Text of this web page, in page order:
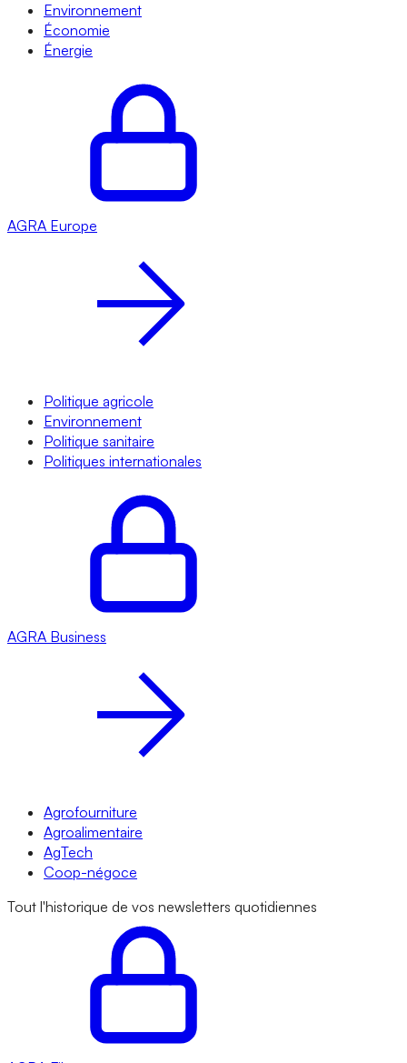
Environnement
Économie
Énergie
AGRA Europe
Politique agricole
Environnement
Politique sanitaire
Politiques internationales
AGRA Business
Agrofourniture
Agroalimentaire
AgTech
Coop-négoce
Tout l'historique de vos newsletters quotidiennes